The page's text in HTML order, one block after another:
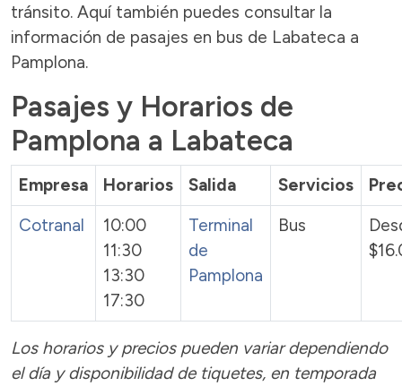
tránsito. Aquí también puedes consultar la
información de pasajes en bus de Labateca a
Pamplona.
Pasajes y Horarios de
Pamplona a Labateca
Empresa Horarios Salida Servicios
Cotranal
10:00
11:30
13:30
17:30
Terminal
de
Pamplona
Bus
Los horarios y precios pueden variar dependiendo
el día y disponibilidad de tiquetes, en temporada